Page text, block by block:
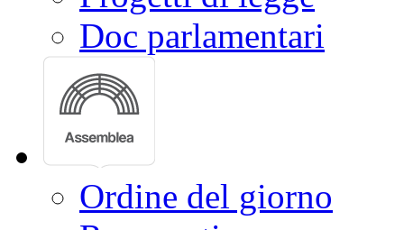
Progetti di legge
Doc parlamentari